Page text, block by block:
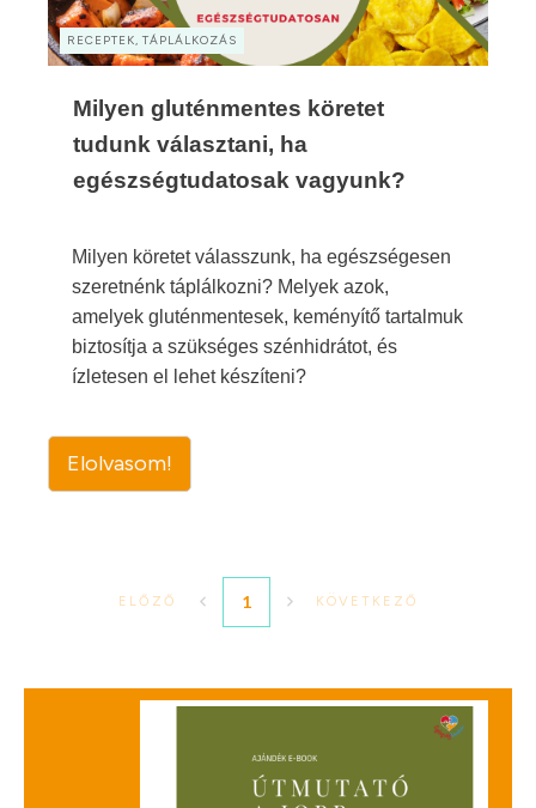
RECEPTEK, TÁPLÁLKOZÁS
Milyen gluténmentes köretet
tudunk választani, ha
egészségtudatosak vagyunk?
Milyen köretet válasszunk, ha egészségesen
szeretnénk táplálkozni? Melyek azok,
amelyek gluténmentesek, keményítő tartalmuk
biztosítja a szükséges szénhidrátot, és
ízletesen el lehet készíteni?
Elolvasom!
ELŐZŐ 1 KÖVETKEZŐ